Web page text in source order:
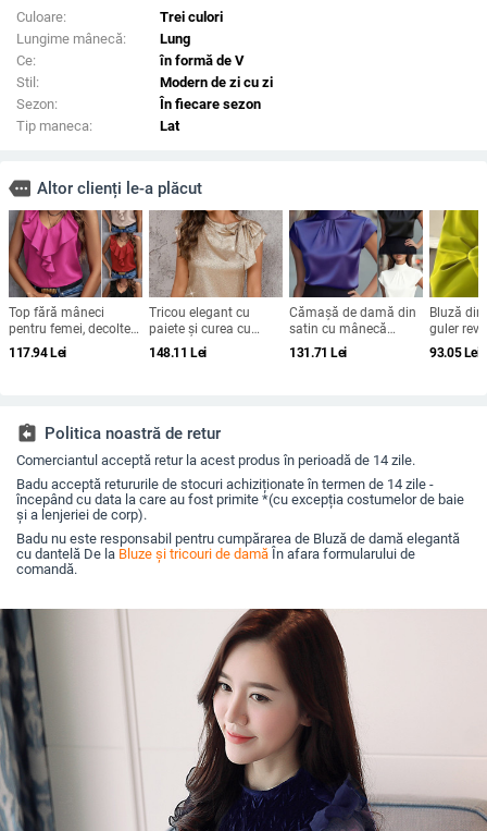
Culoare:
Trei culori
Lungime mânecă:
Lung
Ce:
în formă de V
Stil:
Modern de zi cu zi
Sezon:
În fiecare sezon
Tip maneca:
Lat
more Altor clienți le-a plăcut
Top fără mâneci
pentru femei, decolteu
în V, poliester, model
solid
117.94Lei
Tricou elegant cu
paiete și curea cu
fundă pentru femei
024 toamna-iarna
148.11 Lei
Cămașă de damă din
satin cu mânecă
scurtă, design plisat,
guler înalt, textură
131.71 Lei
Bluză
guler
solidă,
mâneci
93.05Lei
assignment_return Politica noastră de retur
Comerciantul acceptă retur la acest produs în perioadă de 14 zile.
Badu acceptă retururile de stocuri achiziționate în termen de 14 zile -
începând cu data la care au fost primite *(cu excepția costumelor de baie
și a lenjeriei de corp).
Badu nu este responsabil pentru cumpărarea de Bluză de damă elegantă
cu dantelă De la Bluze și tricouri de damă În afara formularului de
comandă.